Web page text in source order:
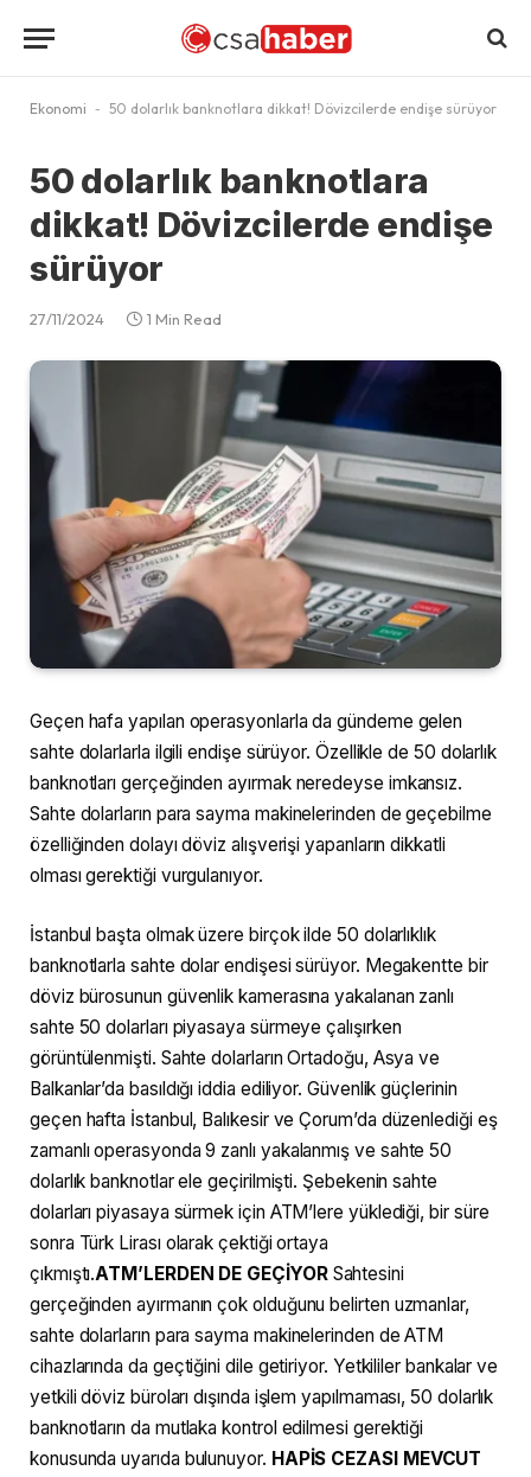
Ekonomi - 50 dolarlık banknotlara dikkat! Dövizcilerde endişe sürüyor
50 dolarlık banknotlara
dikkat! Dövizcilerde endişe
sürüyor
27/11/2024 1 Min Read
Geçen hafa yapılan operasyonlarla da gündeme gelen
sahte dolarlarla ilgili endişe sürüyor. Özellikle de 50 dolarlık
banknotları gerçeğinden ayırmak neredeyse imkansız.
Sahte dolarların para sayma makinelerinden de geçebilme
özelliğinden dolayı döviz alışverişi yapanların dikkatli
olması gerektiği vurgulanıyor.
İstanbul başta olmak üzere birçok ilde 50 dolarlıklık
banknotlarla sahte dolar endişesi sürüyor. Megakentte bir
döviz bürosunun güvenlik kamerasına yakalanan zanlı
sahte 50 dolarları piyasaya sürmeye çalışırken
görüntülenmişti. Sahte dolarların Ortadoğu, Asya ve
Balkanlar’da basıldığı iddia ediliyor. Güvenlik güçlerinin
geçen hafta İstanbul, Balıkesir ve Çorum’da düzenlediği eş
zamanlı operasyonda 9 zanlı yakalanmış ve sahte 50
dolarlık banknotlar ele geçirilmişti. Şebekenin sahte
dolarları piyasaya sürmek için ATM’lere yüklediği, bir süre
sonra Türk Lirası olarak çektiği ortaya
çıkmıştı.ATM’LERDEN DE GEÇİYORSahtesini
gerçeğinden ayırmanın çok olduğunu belirten uzmanlar,
sahte dolarların para sayma makinelerinden de ATM
cihazlarında da geçtiğini dile getiriyor. Yetkililer bankalar ve
yetkili döviz büroları dışında işlem yapılmaması, 50 dolarlık
banknotların da mutlaka kontrol edilmesi gerektiği
konusunda uyarıda bulunuyor. HAPİS CEZASI MEVCUT